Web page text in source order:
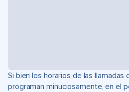
Si bien los horarios de las llamadas
programan minuciosamente, en el